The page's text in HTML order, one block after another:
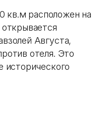
кв.м расположен на
Августа,
отеля. Это
исторического